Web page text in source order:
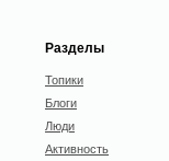
Разделы
Топики
Блоги
Люди
Активность